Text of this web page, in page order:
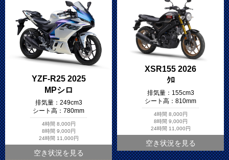
YZF-R25 2025
MPシロ
排気量： 249cm3
シート高： 780mm
4時間 8,000円
8時間 9,000円
24時間 11,000円
空き状況を見る
XSR155 2026
ｸﾛ
排気量： 155cm3
シート高： 810mm
4時間 8,000円
8時間 9,000円
24時間 11,000円
空き状況を見る